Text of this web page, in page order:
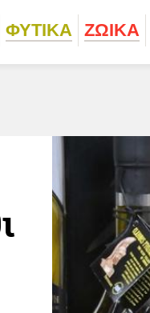
ΦΥΤΙΚA ΖΩΙΚA